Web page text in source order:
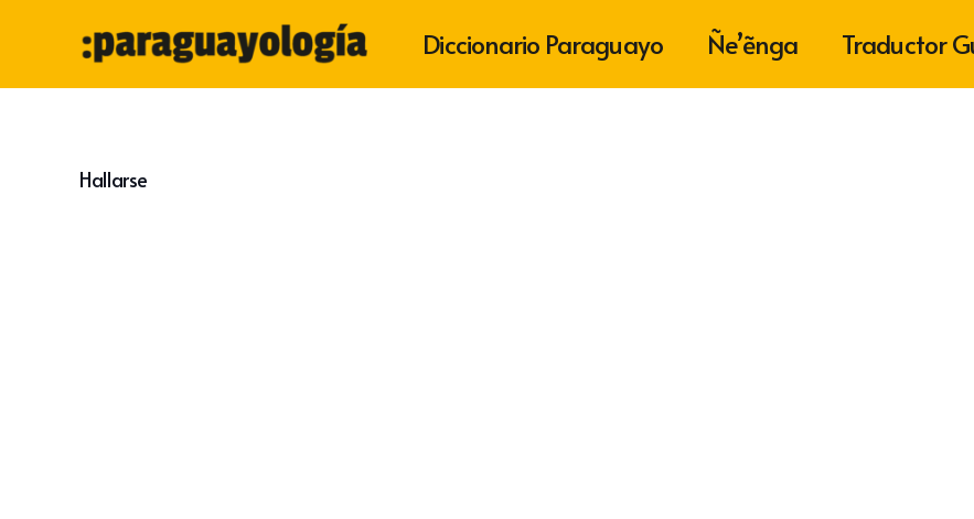
Diccionario Paraguayo Ñe’ẽnga Traductor
Hallarse